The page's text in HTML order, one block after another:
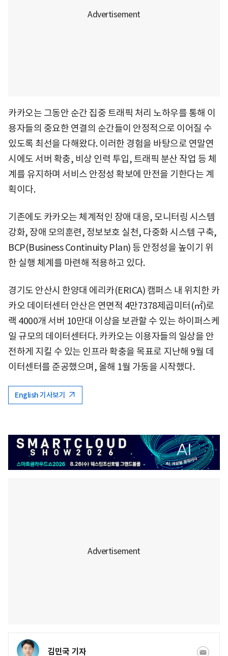
카카오는 그동안 순간 집중 트래픽 처리 노하우를 통해 이
용자들의 중요한 연결의 순간들이 안정적으로 이어질 수
있도록 최선을 다해왔다. 이러한 경험을 바탕으로 연말연
시에도 서버 확충, 비상 인력 투입, 트래픽 분산 작업 등 체
계를 유지하며 서비스 안정성 확보에 만전을 기한다는 계
획이다.
기존에도 카카오는 체계적인 장애 대응, 모니터링 시스템
강화, 장애 모의훈련, 정보보호 실천, 다중화 시스템 구축,
BCP(Business Continuity Plan) 등 안정성을 높이기 위
한 실행 체계를 마련해 적용하고 있다.
경기도 안산시 한양대 에리카(ERICA) 캠퍼스 내 위치한 카
카오 데이터센터 안산은 연면적 4만7378제곱미터(㎡)로
랙 4000개 서버 10만대 이상을 보관할 수 있는 하이퍼스케
일 규모의 데이터센터다. 카카오는 이용자들의 일상을 안
전하게 지킬 수 있는 인프라 확충을 목표로 지난해 9월 데
이터센터를 준공했으며, 올해 1월 가동을 시작했다.
English 기사보기
김민국 기자